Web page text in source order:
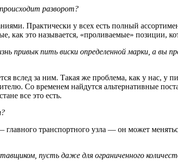
разворот?
Практически у всех есть полный
это называется, «проливаемые» позиции,
привык пить виски определенной марки, а вы
вслед за ним. Такая же проблема, как у нас,
Со временем найдутся альтернативные
все это есть.
транспортного узла — он может
пусть даже для ограниченного